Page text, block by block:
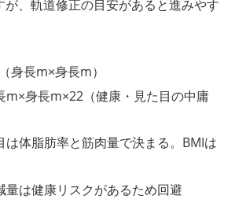
が、軌道修正の目安があると進みやす
身長m×身長m）
m×身長m×22（健康・見た目の中庸
は体脂肪率と筋肉量で決まる。BMIは
量は健康リスクがあるため回避